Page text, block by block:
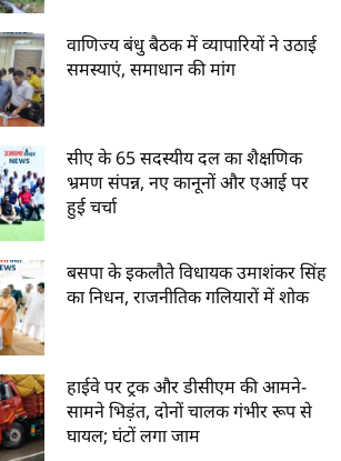
वाणिज्य बंधु बैठक में व्यापारियों ने उठाई
समस्याएं, समाधान की मांग
सीए के 65 सदस्यीय दल का शैक्षणिक
भ्रमण संपन्न, नए कानूनों और एआई पर
हुई चर्चा
बसपा के इकलौते विधायक उमाशंकर सिंह
का निधन, राजनीतिक गलियारों में शोक
हाईवे पर ट्रक और डीसीएम की आमने-
सामने भिड़ंत, दोनों चालक गंभीर रूप से
घायल; घंटों लगा जाम